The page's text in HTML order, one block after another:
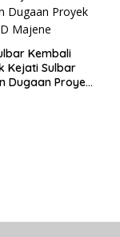
Kembali
Kejati Sulbar
Dugaan Proyek